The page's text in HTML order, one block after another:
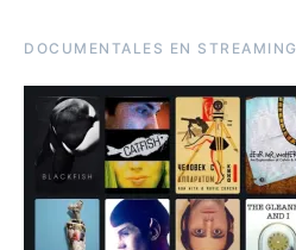
DOCUMENTALES EN STREAMING